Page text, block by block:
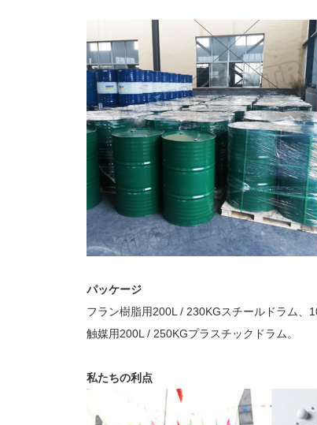
パッケージ
フラン樹脂用200L / 230KGスチールドラム、
触媒用200L / 250KGプラスチックドラム。
私たちの利点